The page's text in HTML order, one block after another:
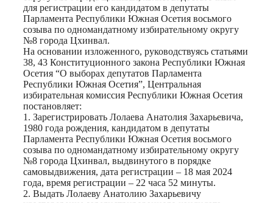
для регистрации его кандидатом в депутаты
Парламента Республики Южная Осетия восьмого
созыва по одномандатному избирательному округу
№8 города Цхинвал.
На основании изложенного, руководствуясь статьями
38, 43 Конституционного закона Республики Южная
Осетия “О выборах депутатов Парламента
Республики Южная Осетия”, Центральная
избирательная комиссия Республики Южная Осетия
постановляет:
1. Зарегистрировать Лолаева Анатолия Захарьевича,
1980 года рождения, кандидатом в депутаты
Парламента Республики Южная Осетия восьмого
созыва по одномандатному избирательному округу
№8 города Цхинвал, выдвинутого в порядке
самовыдвижения, дата регистрации – 18 мая 2024
года, время регистрации – 22 часа 52 минуты.
2. Выдать Лолаеву Анатолию Захарьевичу